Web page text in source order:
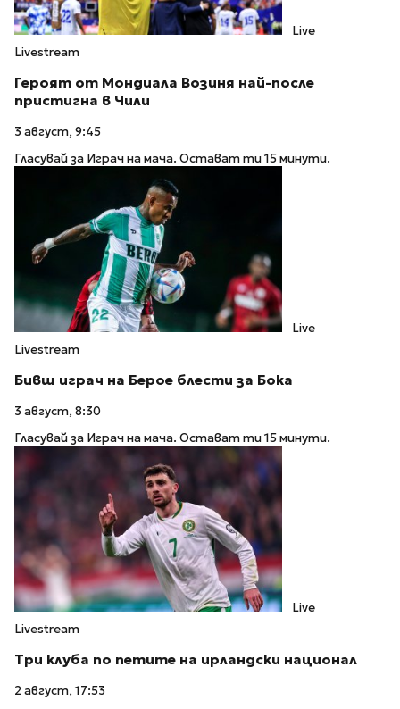
Live
Livestream
Героят от Мондиала Возиня най-после
пристигна в Чили
3 август, 9:45
Гласувай за Играч на мача. Остават ти 15 минути.
Live
Livestream
Бивш играч на Берое блести за Бока
3 август, 8:30
Гласувай за Играч на мача. Остават ти 15 минути.
Live
Livestream
Три клуба по петите на ирландски национал
2 август, 17:53